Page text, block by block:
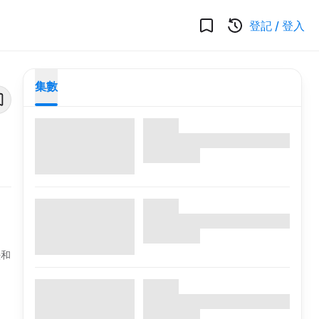
登記 / 登入
集數